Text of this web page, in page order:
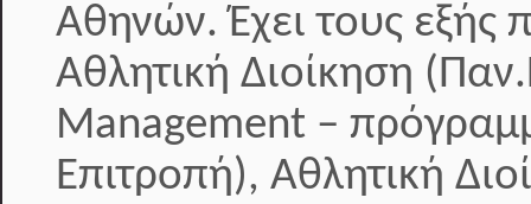
Αθηνών. Έχει τους εξής
Αθλητική Διοίκηση
Management –
Επιτροπή), Αθλητική